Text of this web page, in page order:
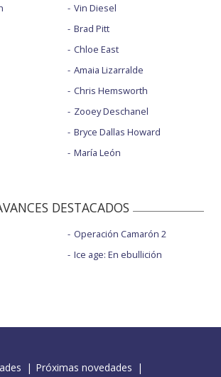
Vin Diesel
Brad Pitt
Chloe East
Amaia Lizarralde
Chris Hemsworth
Zooey Deschanel
Bryce Dallas Howard
María León
DESTACADOS
Operación Camarón 2
Ice age: En ebullición
Próximas novedades